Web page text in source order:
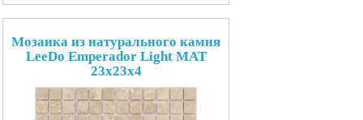
Мозаика из натурального камня
LeeDo Emperador Light MAT
23x23x4